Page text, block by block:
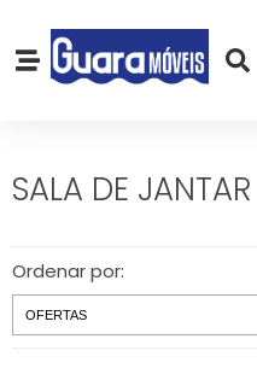
SALA DE JANTAR
Ordenar por: